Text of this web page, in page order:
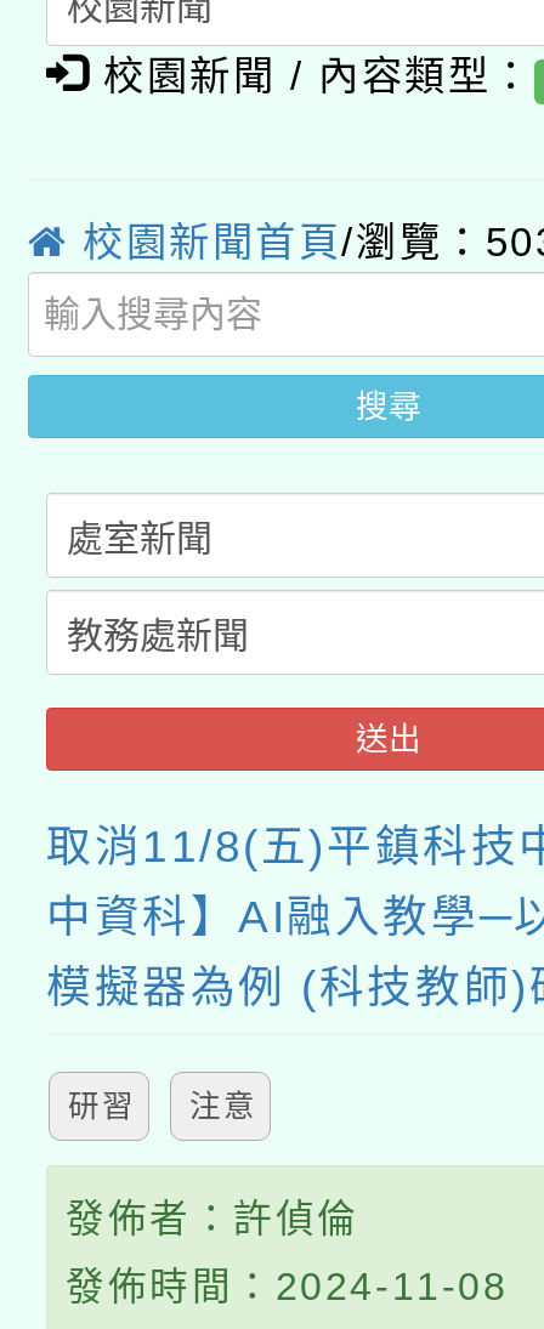
礎課程
A3數位素養講師名單
「數位內容與教學軟
薪期間赴陸應申請許可
轉知經濟部水利署委託
業技術研究院辦理「
用水績優單位及節水達
115年8月22日(星期六
桃園市孔廟祈福系列
開 智慧啟航」
2026年桃園地景藝術
校園新聞 / 內容類型：
校園新聞首頁/瀏覽：
搜尋
送出
取消11/8(五)平鎮科技
中資科】AI融入教學─
模擬器為例 (科技教師)
研習 注意
發佈者：許偵倫
發佈時間：2024-11-08